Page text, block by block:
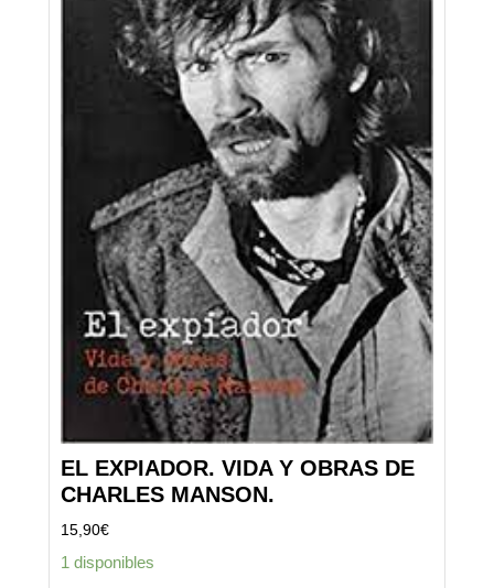
EL EXPIADOR. VIDA Y OBRAS DE
CHARLES MANSON.
15,90€
1 disponibles